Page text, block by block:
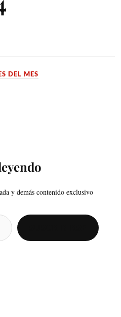
DEL MES
y demás contenido exclusivo